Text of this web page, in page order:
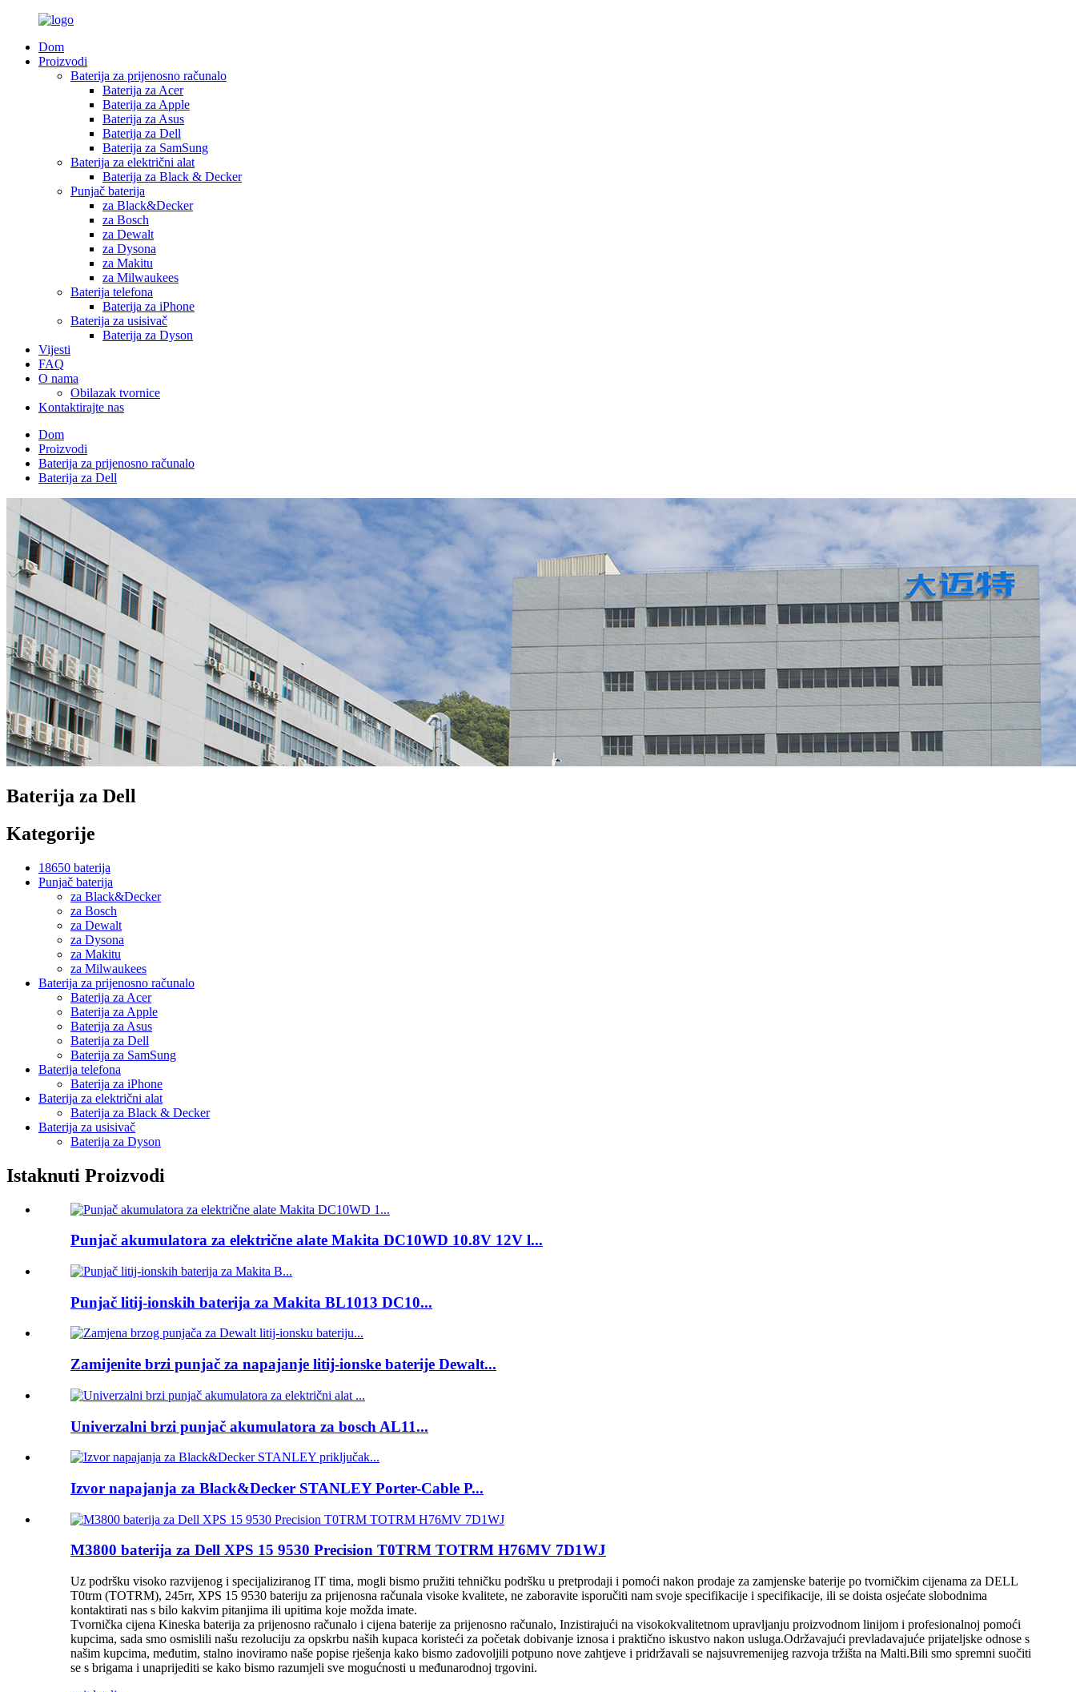
Dom
Proizvodi
Baterija za prijenosno računalo
Baterija za Acer
Baterija za Apple
Baterija za Asus
Baterija za Dell
Baterija za SamSung
Baterija za električni alat
Baterija za Black & Decker
Punjač baterija
za Black&Decker
za Bosch
za Dewalt
za Dysona
za Makitu
za Milwaukees
Baterija telefona
Baterija za iPhone
Baterija za usisivač
Baterija za Dyson
Vijesti
FAQ
O nama
Obilazak tvornice
Kontaktirajte nas
Dom
Proizvodi
Baterija za prijenosno računalo
Baterija za Dell
Baterija za Dell
Kategorije
18650 baterija
Punjač baterija
za Black&Decker
za Bosch
za Dewalt
za Dysona
za Makitu
za Milwaukees
Baterija za prijenosno računalo
Baterija za Acer
Baterija za Apple
Baterija za Asus
Baterija za Dell
Baterija za SamSung
Baterija telefona
Baterija za iPhone
Baterija za električni alat
Baterija za Black & Decker
Baterija za usisivač
Baterija za Dyson
Istaknuti Proizvodi
Punjač akumulatora za električne alate Makita DC10WD 10.8V 12V l...
Punjač litij-ionskih baterija za Makita BL1013 DC10...
Zamijenite brzi punjač za napajanje litij-ionske baterije Dewalt...
Univerzalni brzi punjač akumulatora za bosch AL11...
Izvor napajanja za Black&Decker STANLEY Porter-Cable P...
M3800 baterija za Dell XPS 15 9530 Precision T0TRM TOTRM H76MV 7D1WJ
Uz podršku visoko razvijenog i specijaliziranog IT tima, mogli bismo pružiti tehničku podršku u pretprodaji i pomoći nakon prodaje za zamjenske baterije po tvorničkim cijenama za DELL
T0trm (TOTRM), 245rr, XPS 15 9530 bateriju za prijenosna računala visoke kvalitete, ne zaboravite isporučiti nam svoje specifikacije i specifikacije, ili se doista osjećate slobodnima
kontaktirati nas s bilo kakvim pitanjima ili upitima koje možda imate.
Tvornička cijena Kineska baterija za prijenosno računalo i cijena baterije za prijenosno računalo, Inzistirajući na visokokvalitetnom upravljanju proizvodnom linijom i profesionalnoj pomoći
kupcima, sada smo osmislili našu rezoluciju za opskrbu naših kupaca koristeći za početak dobivanje iznosa i praktično iskustvo nakon usluga.Održavajući prevladavajuće prijateljske odnose s
našim kupcima, međutim, stalno inoviramo naše popise rješenja kako bismo zadovoljili potpuno nove zahtjeve i pridržavali se najsuvremenijeg razvoja tržišta na Malti.Bili smo spremni suočiti
se s brigama i unaprijediti se kako bismo razumjeli sve mogućnosti u međunarodnoj trgovini.